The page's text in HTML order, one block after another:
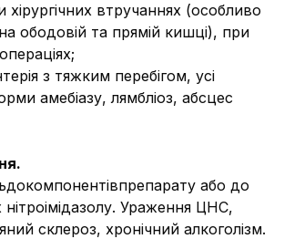
хірургічних втручаннях (особливо
ободовій та прямій кишці), при
з тяжким перебігом, усі
амебіазу, лямбліоз, абсцес
докомпонентівпрепарату або до
нітроімідазолу. Ураження ЦНС,
склероз, хронічний алкоголізм.